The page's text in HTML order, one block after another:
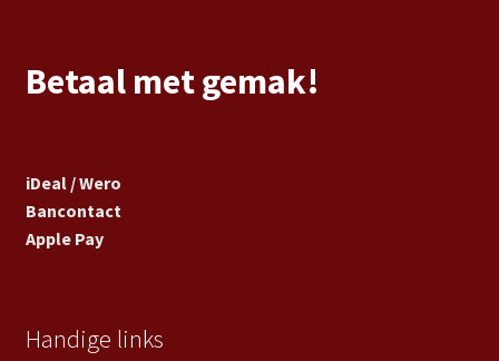
Betaal met gemak!
iDeal / Wero
Bancontact
Apple Pay
Handige links